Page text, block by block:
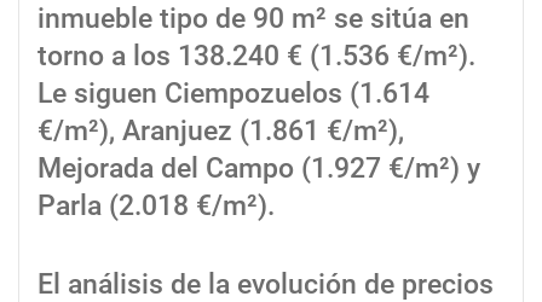
inmueble tipo de 90 m² se sitúa en
torno a los 138.240 € (1.536 €/m²).
Le siguen Ciempozuelos (1.614
€/m²), Aranjuez (1.861 €/m²),
Mejorada del Campo (1.927 €/m²) y
Parla (2.018 €/m²).
El análisis de la evolución de precios